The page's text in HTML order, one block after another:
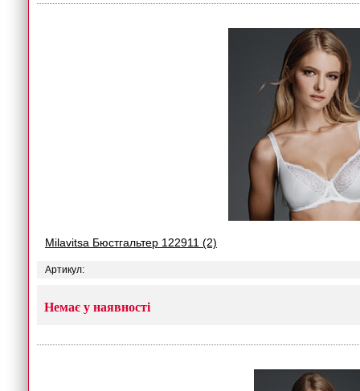
Milavitsa Бюстгальтер 122911 (2)
Артикул:
Немає у наявності